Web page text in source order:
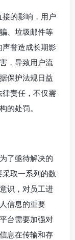
的影响，用户
、垃圾邮件等
誉造成长期影
，导致用户流
保护法规日益
责任，不仅需
的处罚。
了亟待解决的
取一系列的数
识，对员工进
信息的重要
台需要加强对
息在传输和存